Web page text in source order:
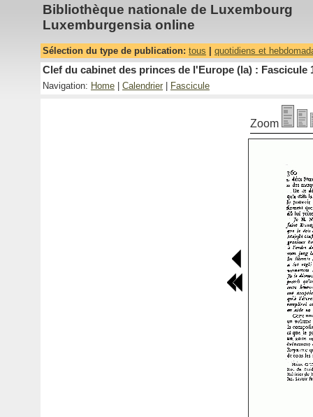
Bibliothèque nationale de Luxembourg
Luxemburgensia online
Sélection du type de publication: tous quotidiens et
Clef du cabinet des princes de l'Europe (la) : Fascicule
Navigation: Home Calendrier Fascicule
Zoom